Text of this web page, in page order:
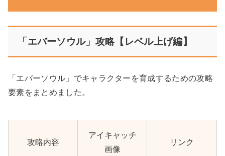
「エバーソウル」攻略【レベル上げ編】
「エバーソウル」でキャラクターを育成するための攻略
要素をまとめました。
攻略内容
アイキャッチ
画像
リンク